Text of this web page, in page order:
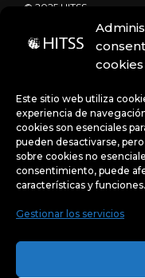
cookies
Este sitio web utiliza
experiencia de
cookies son esenciales
pueden desactivarse,
sobre cookies no
consentimiento, puede
características y funciones.
Gestionar los servicios
© 2025 HITSS
Código de Ética
Avisos de privacidad
Políticas
Uso de Cookies:
analizar el uso del